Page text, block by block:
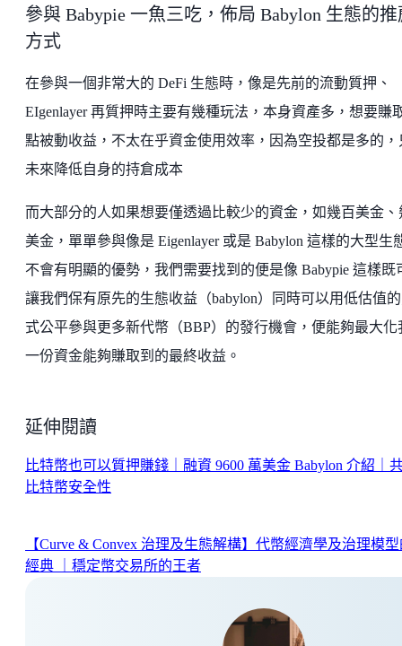
參與 Babypie 一魚三吃，佈局 Babylon 生態的推
方式
在參與一個非常大的 DeFi 生態時，像是先前的流動質押、
EIgenlayer 再質押時主要有幾種玩法，本身資產多，想要賺
點被動收益，不太在乎資金使用效率，因為空投都是多的，
未來降低自身的持倉成本
而大部分的人如果想要僅透過比較少的資金，如幾百美金、
美金，單單參與像是 Eigenlayer 或是 Babylon 這樣的大型生
不會有明顯的優勢，我們需要找到的便是像 Babypie 這樣既
讓我們保有原先的生態收益（babylon）同時可以用低估值
式公平參與更多新代幣（BBP）的發行機會，便能夠最大化
一份資金能夠賺取到的最終收益。
延伸閱讀
比特幣也可以質押賺錢｜融資 9600 萬美金 Babylon 介紹｜
比特幣安全性
【Curve & Convex 治理及生態解構】代幣經濟學及治理模
經典 ｜穩定幣交易所的王者